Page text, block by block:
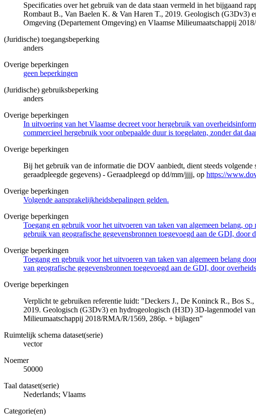
Specificaties over het gebruik van de data staan vermeld in het bijgaand
Rombaut B., Van Baelen K. & Van Haren T., 2019. Geologisch (G3Dv3)
Omgeving (Departement Omgeving) en Vlaamse Milieumaatschappij
(Juridische) toegangsbeperking
anders
Overige beperkingen
geen beperkingen
(Juridische) gebruiksbeperking
anders
Overige beperkingen
In uitvoering van het Vlaamse decreet voor hergebruik van
commercieel hergebruik voor onbepaalde duur is toegelaten, zonder dat
Overige beperkingen
Bij het gebruik van de informatie die DOV aanbiedt, dient steeds
geraadpleegde gegevens) - Geraadpleegd op dd/mm/jjjj, op https://
Overige beperkingen
Volgende aansprakelijkheidsbepalingen gelden.
Overige beperkingen
Toegang en gebruik voor het uitvoeren van taken van algemeen belang,
gebruik van geografische gegevensbronnen toegevoegd aan de GDI,
Overige beperkingen
Toegang en gebruik voor het uitvoeren van taken van algemeen belang
van geografische gegevensbronnen toegevoegd aan de GDI, door
Overige beperkingen
Verplicht te gebruiken referentie luidt: "Deckers J., De Koninck R., Bos
2019. Geologisch (G3Dv3) en hydrogeologisch (H3D) 3D-lagenmodel
Milieumaatschappij 2018/RMA/R/1569, 286p. + bijlagen"
Ruimtelijk schema dataset(serie)
vector
Noemer
50000
Taal dataset(serie)
Nederlands; Vlaams
Categorie(en)